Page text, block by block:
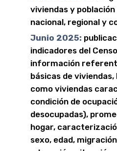
viviendas y
nacional, regional y
Junio 2025:
indicadores del
información
básicas de
como viviendas
condición de
desocupadas),
hogar,
sexo, edad,